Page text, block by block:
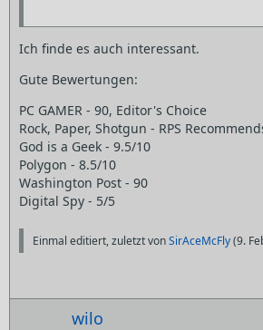
Ich finde es auch interessant.
Gute Bewertungen:
PC GAMER - 90, Editor's Choice
Rock, Paper, Shotgun - RPS
God is a Geek - 9.5/10
Polygon - 8.5/10
Washington Post - 90
Digital Spy - 5/5
Einmal editiert, zuletzt vonSirAceMcFly(9.
wilo